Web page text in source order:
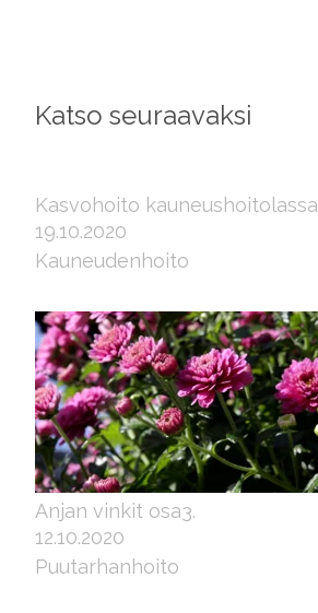
Katso seuraavaksi
Kasvohoito kauneushoitolassa
19.10.2020
Kauneudenhoito
Anjan vinkit osa3.
12.10.2020
Puutarhanhoito